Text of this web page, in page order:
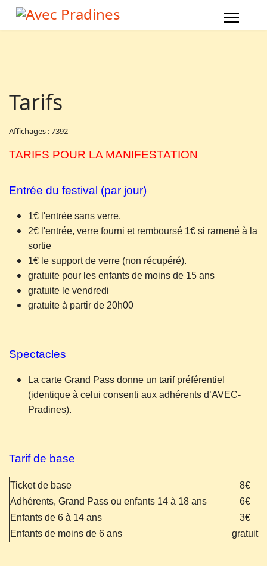
Tarifs
Affichages : 7392
TARIFS POUR LA MANIFESTATION
Entrée du festival (par jour)
1€ l'entrée sans verre.
2€ l'entrée, verre fourni et remboursé 1€ si ramené à la
sortie
1€ le support de verre (non récupéré).
gratuite pour les enfants de moins de 15 ans
gratuite le vendredi
gratuite à partir de 20h00
Spectacles
La carte Grand Pass donne un tarif préférentiel
(identique à celui consenti aux adhérents d’AVEC-
Pradines).
Tarif de base
Ticket de base
8€
Adhérents, Grand Pass ou enfants 14 à 18 ans
6€
Enfants de 6 à 14 ans
3€
Enfants de moins de 6 ans
gratuit